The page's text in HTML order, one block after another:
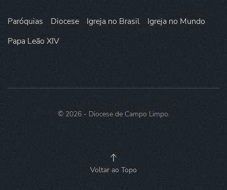
Paróquias Diocese Igreja no Brasil
Igreja no Mundo
Papa Leão XIV
© 2026- Diocese de Campo Limpo.
Voltar ao Topo